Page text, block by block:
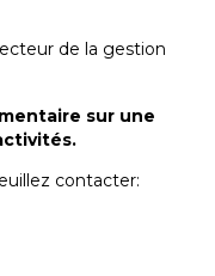
de la gestion
sur une
contacter: